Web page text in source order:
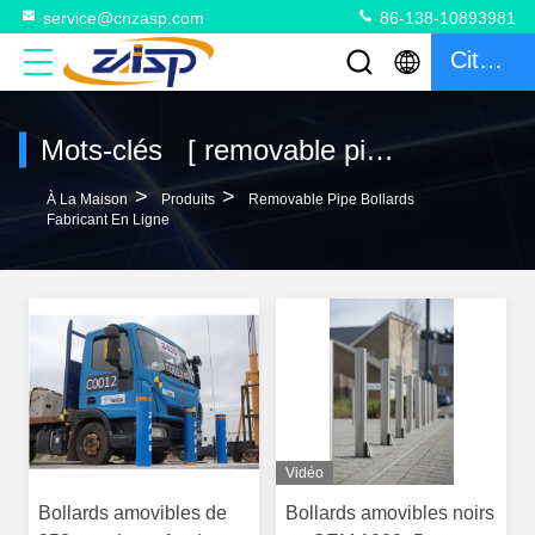
service@cnzasp.com 86-138-10893981
Citation
Mots-clés [ removable pipe bollards ] correspondance 18 produits
À La Maison > Produits >
Removable Pipe Bollards
Fabricant En Ligne
Bollards amovibles de
Vidéo
Bollards amovibles noirs